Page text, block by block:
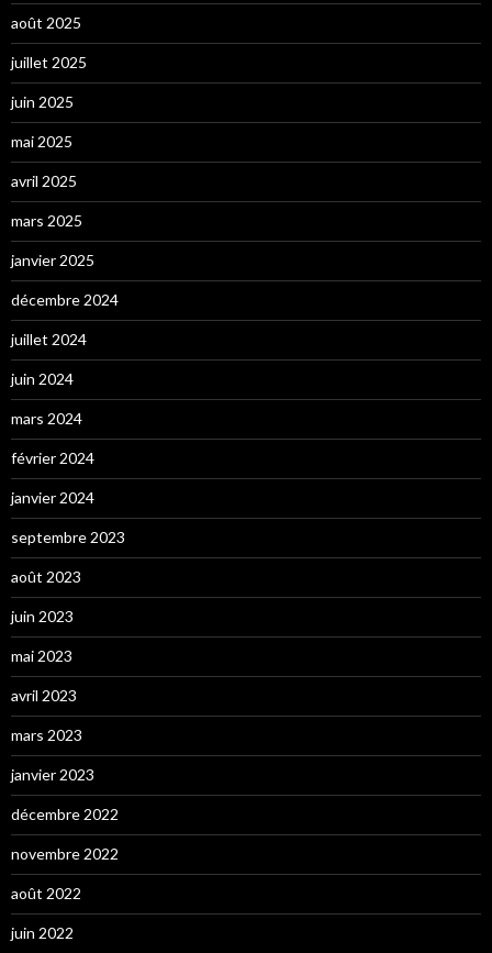
août 2025
juillet 2025
juin 2025
mai 2025
avril 2025
mars 2025
janvier 2025
décembre 2024
juillet 2024
juin 2024
mars 2024
février 2024
janvier 2024
septembre 2023
août 2023
juin 2023
mai 2023
avril 2023
mars 2023
janvier 2023
décembre 2022
novembre 2022
août 2022
juin 2022